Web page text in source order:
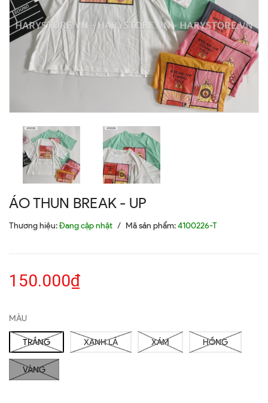
ÁO THUN BREAK - UP
Thương hiệu:Đang cập nhật / Mã sản phẩm:4100226-T
150.000₫
MÀU
TRẮNG XANH LÁ XÁM HỒNG
VÀNG